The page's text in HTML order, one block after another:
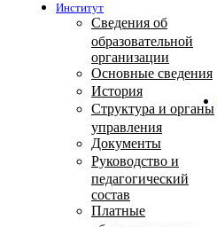
Институт
Сведения об
образовательной
организации
Основные сведения
История
Структура и органы
управления
Документы
Руководство и
педагогический
состав
Платные